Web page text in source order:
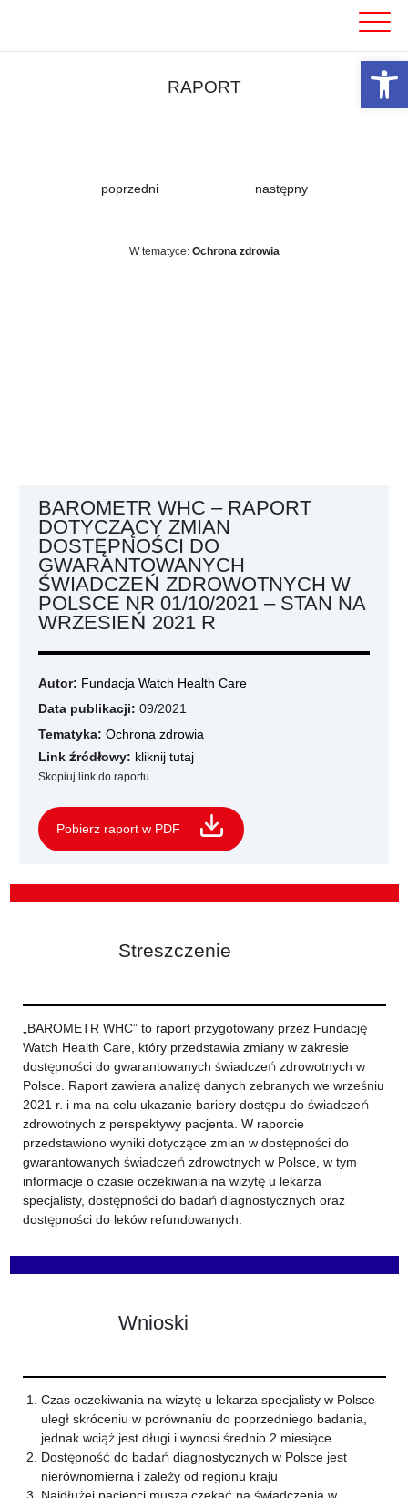
RAPORT
poprzedni następny
W tematyce: Ochrona zdrowia
BAROMETR WHC – RAPORT
DOTYCZĄCY ZMIAN
DOSTĘPNOŚCI DO
GWARANTOWANYCH
ŚWIADCZEŃ ZDROWOTNYCH W
POLSCE NR 01/10/2021 – STAN NA
WRZESIEŃ 2021 R
Autor: Fundacja Watch Health Care
Data publikacji: 09/2021
Tematyka: Ochrona zdrowia
Link źródłowy: kliknij tutaj
Skopiuj link do raportu
Pobierz raport w PDF
Streszczenie
„BAROMETR WHC” to raport przygotowany przez Fundację
Watch Health Care, który przedstawia zmiany w zakresie
dostępności do gwarantowanych świadczeń zdrowotnych w
Polsce. Raport zawiera analizę danych zebranych we wrześniu
2021 r. i ma na celu ukazanie bariery dostępu do świadczeń
zdrowotnych z perspektywy pacjenta. W raporcie
przedstawiono wyniki dotyczące zmian w dostępności do
gwarantowanych świadczeń zdrowotnych w Polsce, w tym
informacje o czasie oczekiwania na wizytę u lekarza
specjalisty, dostępności do badań diagnostycznych oraz
dostępności do leków refundowanych.
Wnioski
Czas oczekiwania na wizytę u lekarza specjalisty w Polsce
uległ skróceniu w porównaniu do poprzedniego badania,
jednak wciąż jest długi i wynosi średnio 2 miesiące
Dostępność do badań diagnostycznych w Polsce jest
nierównomierna i zależy od regionu kraju